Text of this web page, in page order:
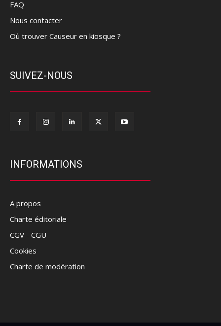
FAQ
Nous contacter
Où trouver Causeur en kiosque ?
SUIVEZ-NOUS
INFORMATIONS
A propos
Charte éditoriale
CGV - CGU
Cookies
Charte de modération